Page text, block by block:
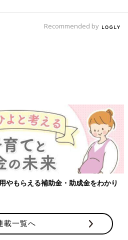
Recommended by
やもらえる補助金・助成金をわかり
載一覧へ